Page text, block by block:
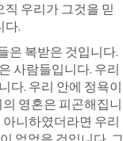
우리가 그것을 믿
다.
은 복받은 것입니다.
사람들입니다. 우리
다. 우리 안에 정욕이
영혼은 피곤해집니
니하였더라면 우리